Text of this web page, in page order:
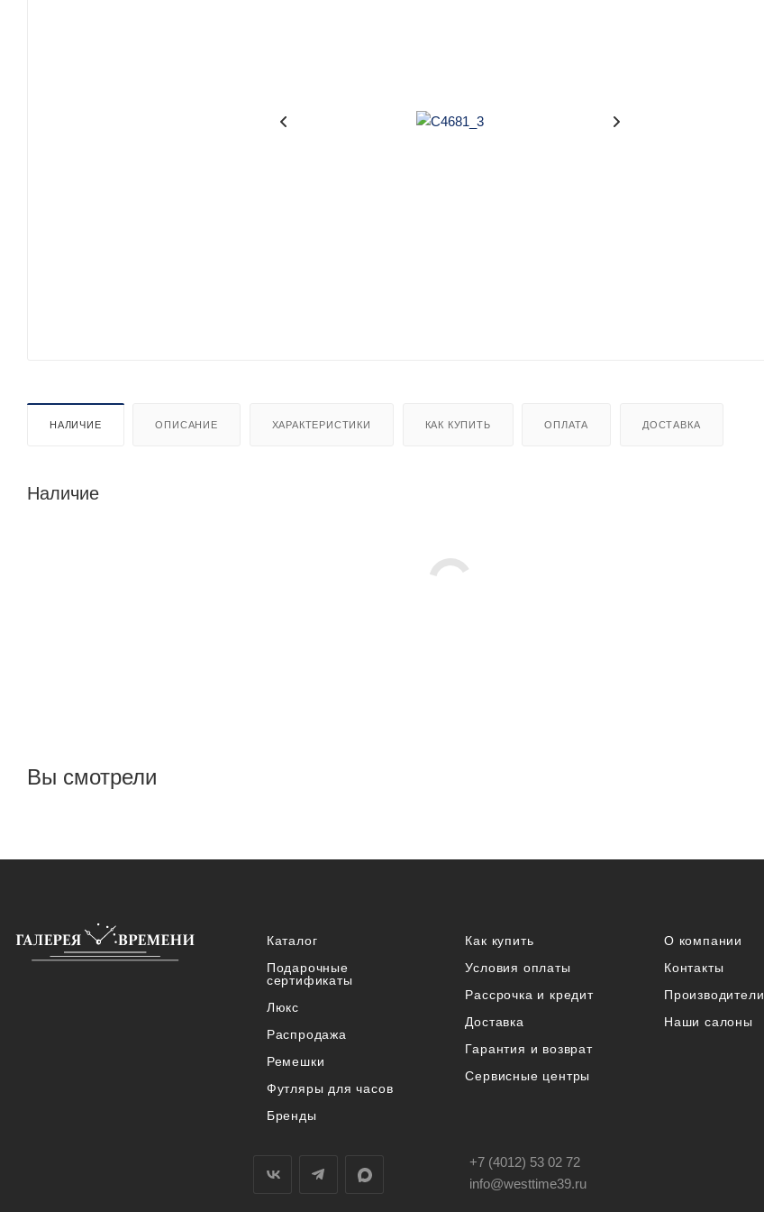
НАЛИЧИЕ ОПИСАНИЕ ХАРАКТЕРИСТИКИ КАК КУПИТЬ ОПЛАТА ДОСТАВКА
Наличие
Вы смотрели
Каталог
Подарочные
сертификаты
Люкс
Распродажа
Ремешки
Футляры для часов
Бренды
Как купить
Условия оплаты
Рассрочка и кредит
Доставка
Гарантия и возврат
Сервисные центры
О компании
Контакты
Производители
Наши салоны
+7 (4012) 53 02 72
info@westtime39.ru